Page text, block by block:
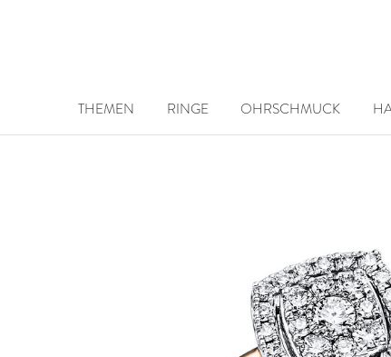
THEMEN RINGE OHRSCHMUCK